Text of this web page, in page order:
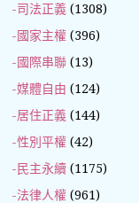
-司法正義 (1308)
-國家主權 (396)
-國際串聯 (13)
-媒體自由 (124)
-居住正義 (144)
-性別平權 (42)
-民主永續 (1175)
-法律人權 (961)